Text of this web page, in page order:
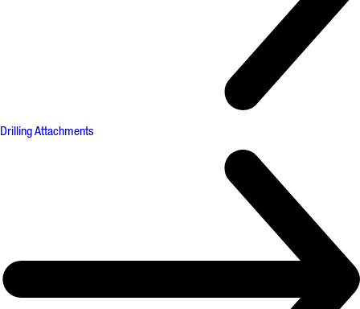
Drilling Attachments